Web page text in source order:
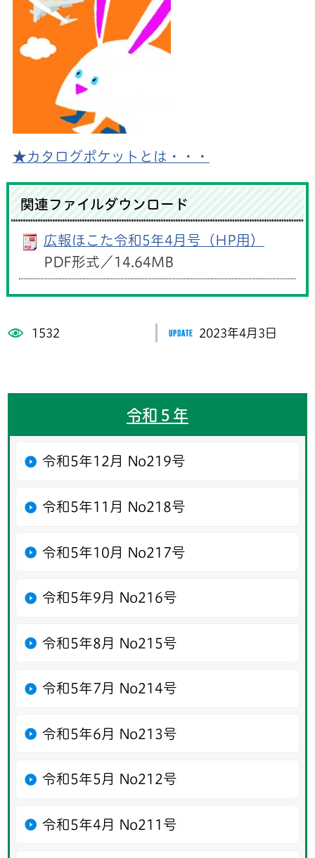
★カタログポケットとは・・・
関連ファイルダウンロード
広報ほこた令和5年4月号（HP用）
PDF形式／14.64MB
1532 2023年4月3日
令和５年
令和5年12月 No219号
令和5年11月 No218号
令和5年10月 No217号
令和5年9月 No216号
令和5年8月 No215号
令和5年7月 No214号
令和5年6月 No213号
令和5年5月 No212号
令和5年4月 No211号